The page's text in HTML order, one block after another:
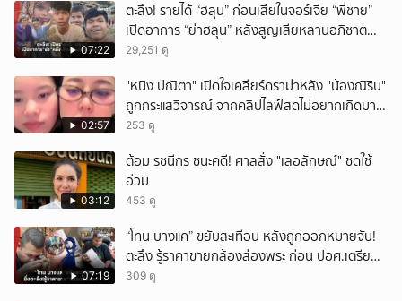
07:22
ตะลึง! รายได้ “ฮลุน” ก่อนเสียในจอร์เจีย “พี่ชาย”
เปิดอาการ “ย่าฮลุน” หลังสูญเสียหลานอภิชาต
บุตร!
29,251 ดู
02:57
"หนิง ปณิตา" เปิดใจเคลียร์ดราม่าหลัง "น้องณิริน"
ถูกกระแสวิจารณ์ จากคลิปไลฟ์สดไม่อยากเกิดมา
หน้าเหมือนพ่อ
253 ดู
03:12
ต้อม รชนีกร ชนะคดี! ศาลสั่ง "เลอลักษณ์" ชดใช้
อ่วม
453 ดู
07:19
“โทน บางแค” ขยับสะเทือน หลังถูกออกหมายจับ!
ตะลึง รู้ราคาขายกล้องส่องพระ ก่อน ปอศ.เตรียม
บุกรวบ?
309 ดู